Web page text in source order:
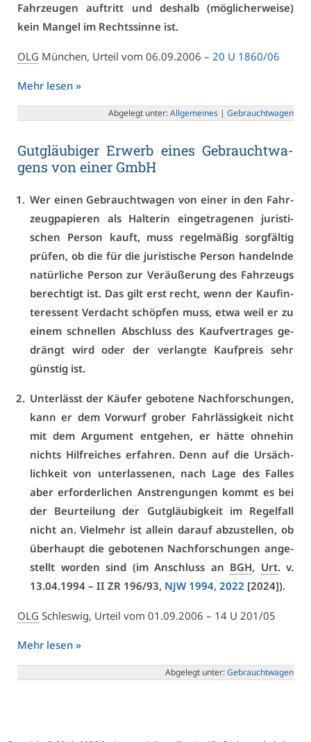
Fahr­zeu­gen auf­tritt und des­halb (mög­li­cher­wei­se)
kein Man­gel im Rechts­sin­ne ist.
OLG Mün­chen, Ur­teil vom 06.09.2006 – 20 U 1860/06
Mehr le­sen »
Ab­ge­legt un­ter:All­ge­mei­nes | Ge­braucht­wa­gen
Gut­gläu­bi­ger Er­werb ei­nes Ge­braucht­wa­
gens von ei­ner GmbH
Wer ei­nen Ge­braucht­wa­gen von ei­ner in den Fahr­
zeug­pa­pie­ren als Hal­te­rin ein­ge­tra­ge­nen ju­ris­ti­
schen Per­son kauft, muss re­gel­mä­ßig sorg­fäl­tig
prü­fen, ob die für die ju­ris­ti­sche Per­son han­deln­de
na­tür­li­che Per­son zur Ver­äu­ße­rung des Fahr­zeugs
be­rech­tigt ist. Das gilt erst recht, wenn der Kauf­in­
ter­es­sent Ver­dacht schöp­fen muss, et­wa weil er zu
ei­nem schnel­len Ab­schluss des Kauf­ver­tra­ges ge­
drängt wird oder der ver­lang­te Kauf­preis sehr
güns­tig ist.
Un­ter­lässt der Käu­fer ge­bo­te­ne Nach­for­schun­gen,
kann er dem Vor­wurf gro­ber Fahr­läs­sig­keit nicht
mit dem Ar­gu­ment ent­ge­hen, er hät­te oh­ne­hin
nichts Hilf­rei­ches er­fah­ren. Denn auf die Ur­säch­
lich­keit von un­ter­las­se­nen, nach La­ge des Fal­les
aber er­for­der­li­chen An­stren­gun­gen kommt es bei
der Be­ur­tei­lung der Gut­gläu­big­keit im Re­gel­fall
nicht an. Viel­mehr ist al­lein dar­auf ab­zu­stel­len, ob
über­haupt die ge­bo­te­nen Nach­for­schun­gen an­ge­
stellt wor­den sind (im An­schluss an BGH, Urt. v.
13.04.1994 – II ZR 196/93, NJW 1994, 2022 [2024]).
OLG Schles­wig, Ur­teil vom 01.09.2006 – 14 U 201/05
Mehr le­sen »
Ab­ge­legt un­ter:Ge­braucht­wa­gen